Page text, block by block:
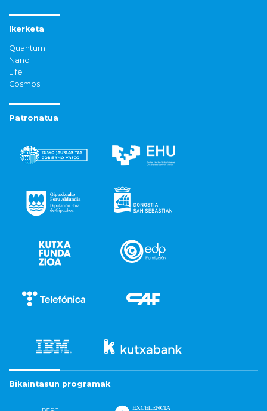
Ikerketa
Quantum
Nano
Life
Cosmos
Patronatua
Bikaintasun programak